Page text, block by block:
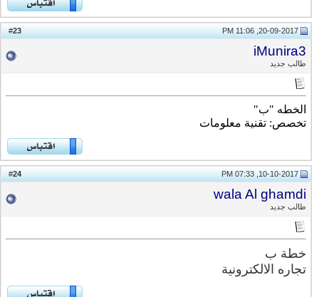
23 20-09-2017, 11:06 PM
iMunira3
طالب جديد
الخطه "ب"
تخصص: تقنية معلومات
24 10-10-2017, 07:33 PM
wala Al ghamdi
طالب جديد
خطة ب
تجاره الالكترونية